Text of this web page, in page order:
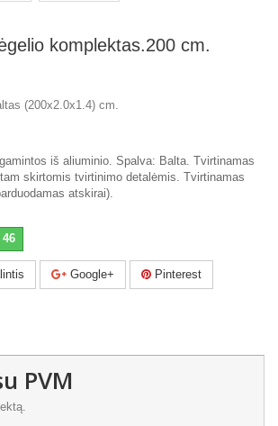
komplektas.200 cm.
(200x2.0x1.4) cm.
iš aliuminio. Spalva: Balta. Tvirtinamas
skirtomis tvirtinimo detalėmis. Tvirtinamas
atskirai).
Google+ Pinterest
PVM